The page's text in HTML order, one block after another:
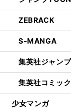
ZEBRACK
S-MANGA
集英社ジャン
集英社コミッ
少女マンガ